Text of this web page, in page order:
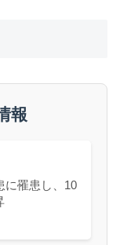
報
に罹患し、10